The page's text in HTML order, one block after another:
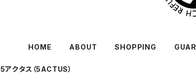
HOME ABOUT SHOPPING
5アクタス（5ACTUS）